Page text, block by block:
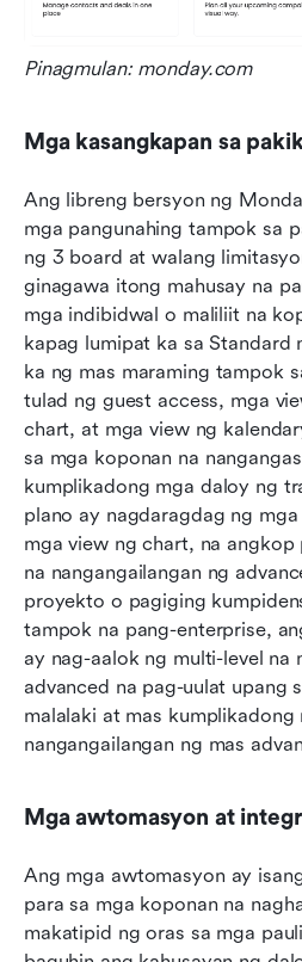
Pinagmulan: monday.com
Mga kasangkapan sa
Ang libreng bersyon ng
mga pangunahing tampok sa
ng 3 board at walang
ginagawa itong mahusay na
mga indibidwal o maliliit na
kapag lumipat ka sa Standard
ka ng mas maraming tampok
tulad ng guest access, mga
chart, at mga view ng
sa mga koponan na
kumplikadong mga daloy ng
plano ay nagdaragdag ng
mga view ng chart, na angkop
na nangangailangan ng
proyekto o pagiging
tampok na pang-enterprise,
ay nag-aalok ng multi-level na
advanced na pag-uulat upang
malalaki at mas kumplikadong
nangangailangan ng mas
Mga awtomasyon at
Ang mga awtomasyon ay
para sa mga koponan na
makatipid ng oras sa mga